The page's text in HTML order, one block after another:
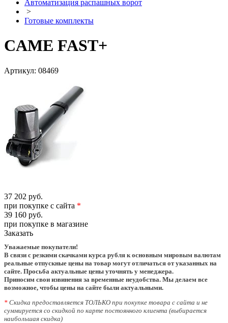
Автоматизация распашных ворот
>
Готовые комплекты
CAME FAST+
Артикул: 08469
37 202 руб.
при покупке с сайта *
39 160 руб.
при покупке в магазине
Заказать
Уважаемые покупатели!
В связи с резкими скачками курса рубля к основным мировым валютам
реальные отпускные цены на товар могут отличаться от указанных на
сайте. Просьба актуальные цены уточнять у менеджера.
Приносим свои извинения за временные неудобства. Мы делаем все
возможное, чтобы цены на сайте были актуальными.
* Скидка предоставляется ТОЛЬКО при покупке товара с сайта и не
суммируется со скидкой по карте постоянного клиента (выбирается
наибольшая скидка)